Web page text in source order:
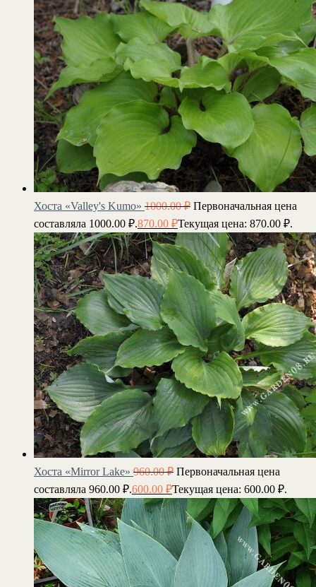
Хоста «Valley's Kumo» 1000.00₽ Первоначальная цена
составляла 1000.00 ₽.870.00 ₽Текущая цена: 870.00 ₽.
Хоста «Mirror Lake» 960.00₽ Первоначальная цена
составляла 960.00 ₽.600.00 ₽Текущая цена: 600.00 ₽.